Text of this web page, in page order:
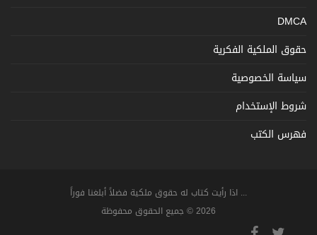
DMCA
حقوق الملكية الفكرية
سياسة الخصوصية
شروط الإستخدام
فهرس الكتب
... اذا رأيت كتاب له حقوق ملكية فضلاً أبلغنا فوراً
2026 © جميع الحقوق محفوظة